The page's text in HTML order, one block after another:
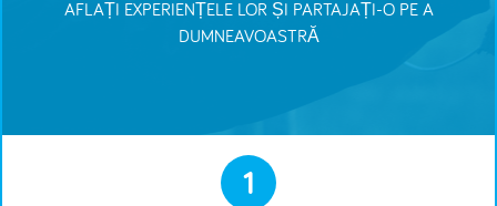
AFLAȚI EXPERIENȚELE LOR ȘI PARTAJAȚI-O PE A
DUMNEAVOASTRĂ
1